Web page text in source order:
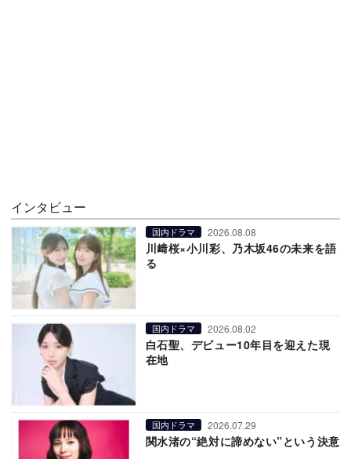
インタビュー
国内ドラマ 2026.08.08
川﨑桜×小川彩、乃木坂46の未来を語
る
国内ドラマ 2026.08.02
白石聖、デビュー10年目を迎えた現
在地
国内ドラマ 2026.07.29
関水渚の“絶対に諦めない”という決意